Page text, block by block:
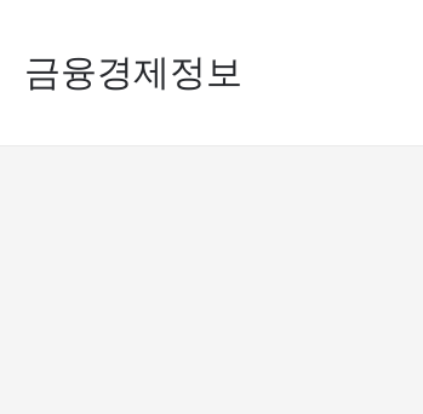
금융경제정보